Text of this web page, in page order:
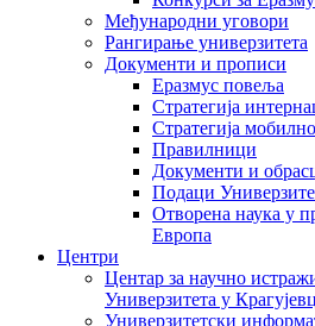
Међународни уговори
Рангирање универзитета
Документи и прописи
Еразмус повеља
Стратегија
Стратегија
Правилници
Документи и
Подаци
Отворена наука у
Европа
Центри
Центар за научно
Универзитета у
Универзитетски